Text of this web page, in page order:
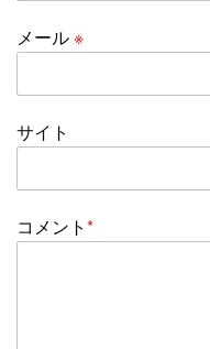
メール※
サイト
コメント*